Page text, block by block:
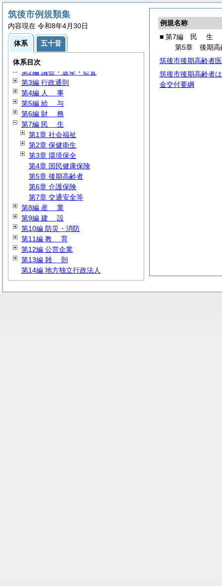
例規名称
■ 第7編
民 生
第5章 後期高
筑後市後期高齢者
筑後市後期高齢者
金交付要綱
筑後市例規類集
内容現在 令和8年4月30日
体系 五十音
体系目次
第1編
第2編 議会・選挙・監査
第3編 行政通則
第4編 人 事
第5編 給 与
第6編 財 務
第7編 民 生
第1章 社会福祉
第2章 保健衛生
第3章 環境保全
第4章 国民健康保険
第5章 後期高齢者
第6章 介護保険
第7章 交通安全等
第8編 産 業
第9編 建 設
第10編 防災・消防
第11編 教 育
第12編 公営企業
第13編 雑 則
第14編 地方独立行政法人